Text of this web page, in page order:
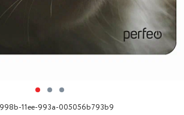
11ee-993a-005056b793b9